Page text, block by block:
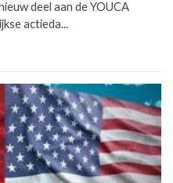
deel aan de YOUCA
actieda...